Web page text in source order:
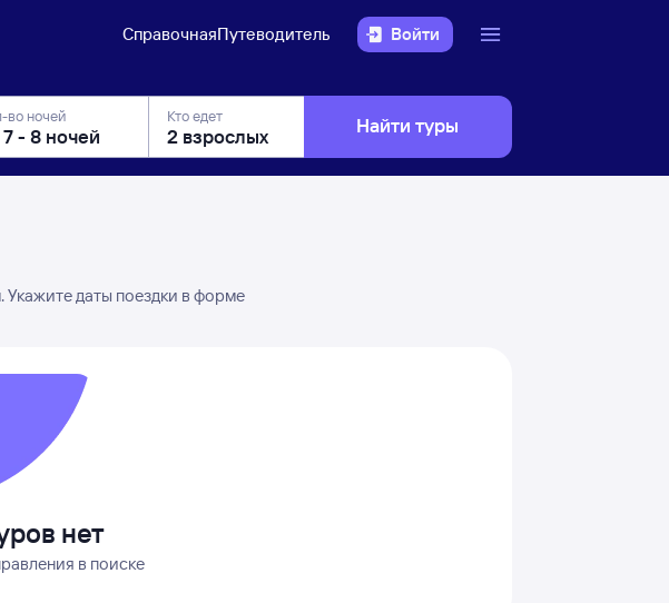
СправочнаяПутеводитель Войти
во ночей Кто едет Найти туры
даты поездки в форме
нет
в поиске